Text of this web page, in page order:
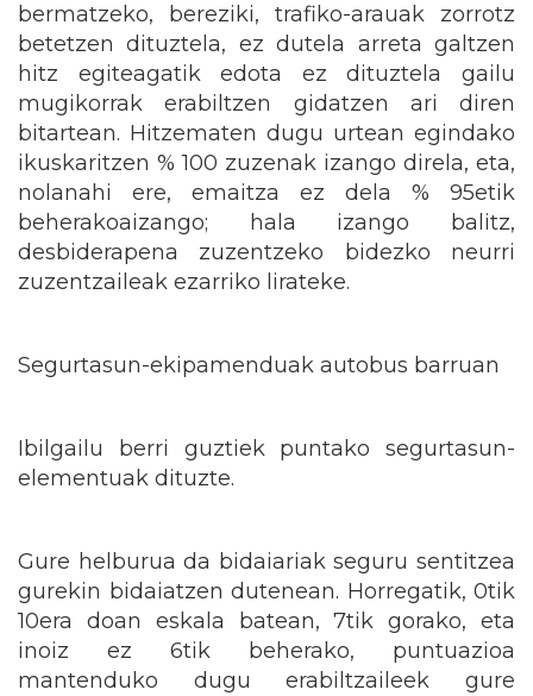
bermatzeko, bereziki, trafiko-arauak zorrotz
betetzen dituztela, ez dutela arreta galtzen
hitz egiteagatik edota ez dituztela gailu
mugikorrak erabiltzen gidatzen ari diren
bitartean. Hitzematen dugu urtean egindako
ikuskaritzen % 100 zuzenak izango direla, eta,
nolanahi ere, emaitza ez dela % 95etik
beherakoaizango; hala izango balitz,
desbiderapena zuzentzeko bidezko neurri
zuzentzaileak ezarriko lirateke.
Segurtasun-ekipamenduak autobus barruan
Ibilgailu berri guztiek puntako segurtasun-
elementuak dituzte.
Gure helburua da bidaiariak seguru sentitzea
gurekin bidaiatzen dutenean. Horregatik, 0tik
10era doan eskala batean, 7tik gorako, eta
inoiz ez 6tik beherako, puntuazioa
mantenduko dugu erabiltzaileek gure